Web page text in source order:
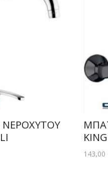
143,00